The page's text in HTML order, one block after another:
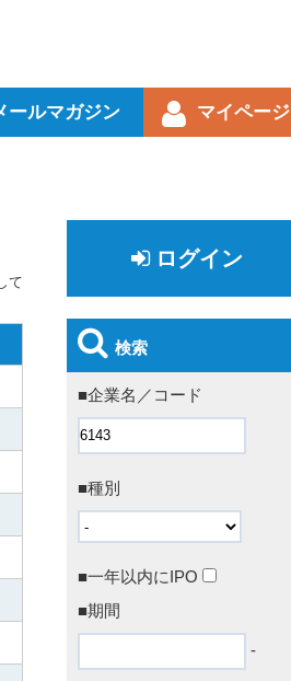
ールマガジン マイページ
て
ログイン
検索
■企業名／コード
■種別
■一年以内にIPO
■期間
-